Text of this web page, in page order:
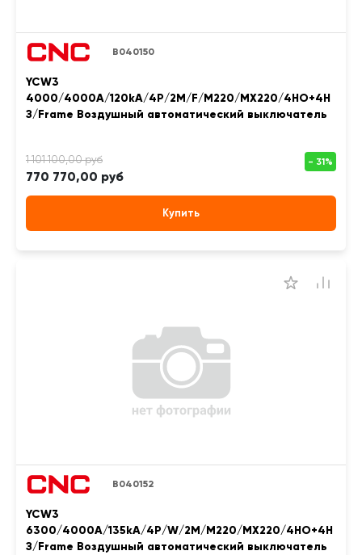
B040150
YCW3
4000/4000A/120kA/4P/2M/F/M220/MX220/4НО+4Н
З/Frame Воздушный автоматический выключатель
770 770,00 руб
Купить
B040152
YCW3
6300/4000A/135kA/4P/W/2M/M220/MX220/4НО+4Н
З/Frame Воздушный автоматический выключатель